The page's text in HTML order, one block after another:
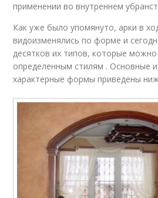
применении во внутреннем
Как уже было упомянуто, арки в
видоизменялись по форме и
десятков их типов, которые можно
определенным стилям . Основные
характерные формы приведены